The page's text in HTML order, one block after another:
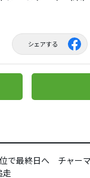
シェアする
で最終日へ チャー
走